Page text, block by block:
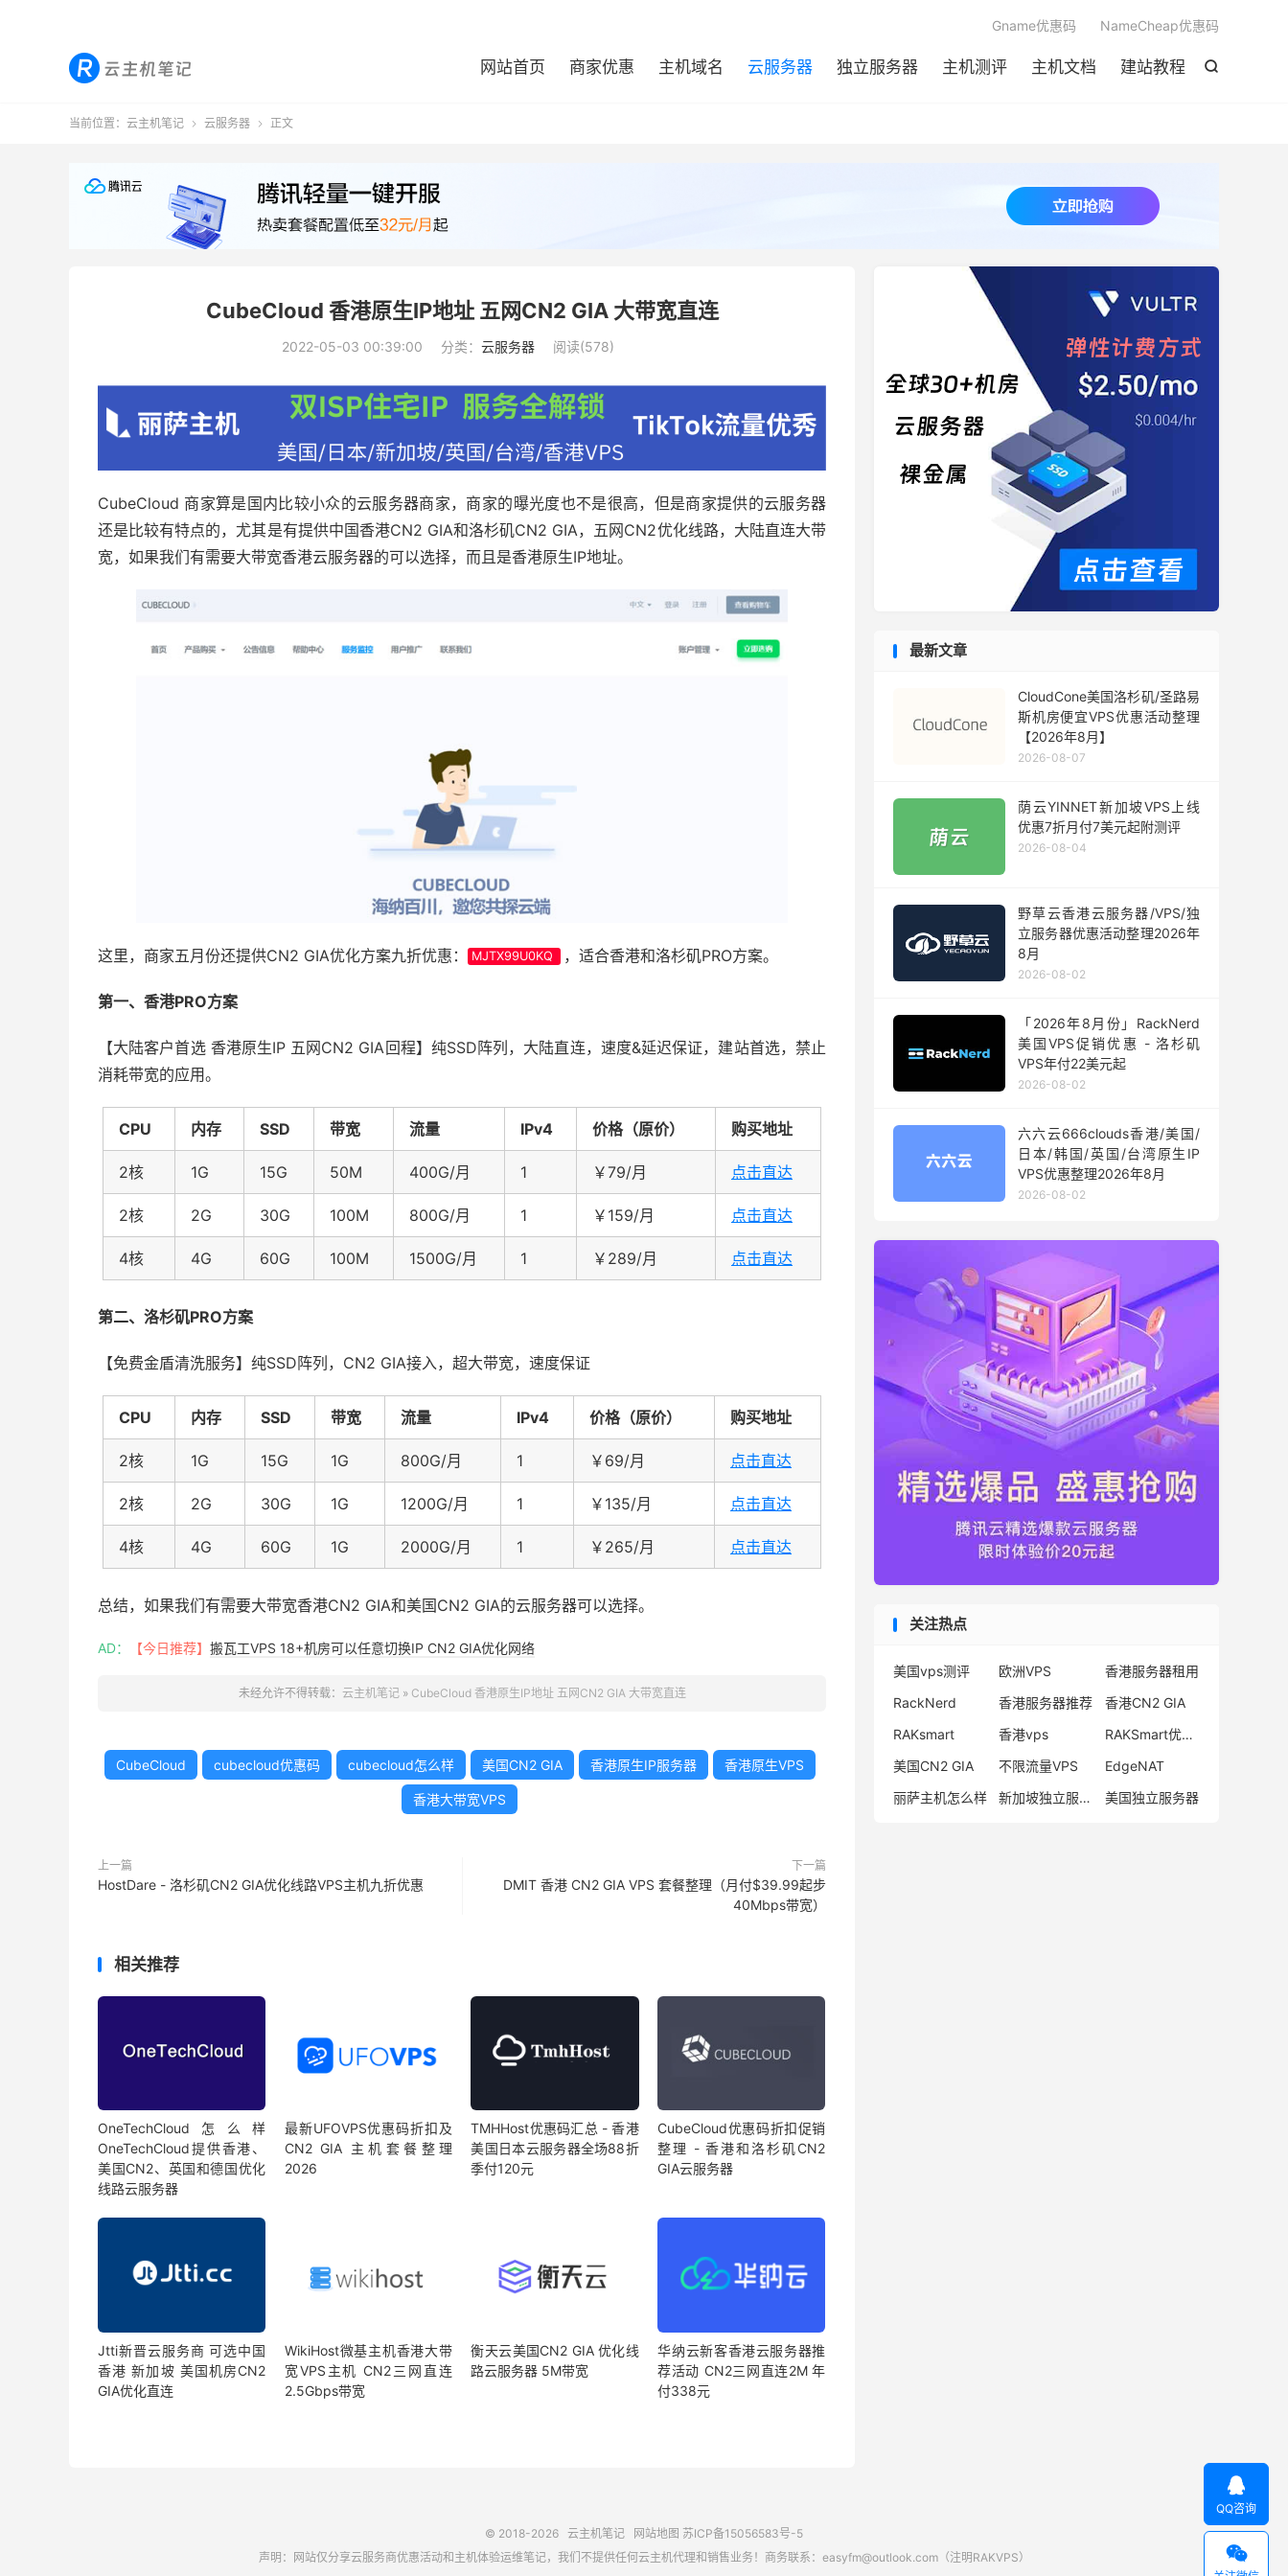

网站首页 商家优惠 主机域名 云服务器 独立服务器 主机测评 主机文档 建站教程
Gname优惠码 NameCheap优惠码
当前位置： 云主机笔记  云服务器  正文
CubeCloud 香港原生IP地址 五网CN2 GIA 大带宽直连
2022-05-03 00:39:00 分类： 云服务器 阅读(578)
CubeCloud 商家算是国内比较小众的云服务器商家，商家的曝光度也不是很高，但是商家提供的云服务器
还是比较有特点的，尤其是有提供中国香港CN2 GIA和洛杉矶CN2 GIA，五网CN2优化线路，大陆直连大带
宽，如果我们有需要大带宽香港云服务器的可以选择，而且是香港原生IP地址。
这里，商家五月份还提供CN2 GIA优化方案九折优惠： MJTX99U0KQ ，适合香港和洛杉矶PRO方案。
第一、香港PRO方案
【大陆客户首选 香港原生IP 五网CN2 GIA回程】纯SSD阵列，大陆直连，速度&延迟保证，建站首选，禁止
消耗带宽的应用。
CPU 内存 SSD 带宽 流量 IPv4 价格（原价） 购买地址
2核 1G 15G 50M 400G/月 1 ￥79/月 点击直达
2核 2G 30G 100M 800G/月 1 ￥159/月 点击直达
4核 4G 60G 100M 1500G/月 1 ￥289/月 点击直达
第二、洛杉矶PRO方案
【免费金盾清洗服务】纯SSD阵列，CN2 GIA接入，超大带宽，速度保证
CPU 内存 SSD 带宽 流量 IPv4 价格（原价） 购买地址
2核 1G 15G 1G 800G/月 1 ￥69/月 点击直达
2核 2G 30G 1G 1200G/月 1 ￥135/月 点击直达
4核 4G 60G 1G 2000G/月 1 ￥265/月 点击直达
总结，如果我们有需要大带宽香港CN2 GIA和美国CN2 GIA的云服务器可以选择。
AD： 【今日推荐】 搬瓦工VPS 18+机房可以任意切换IP CN2 GIA优化网络
未经允许不得转载： 云主机笔记» CubeCloud 香港原生IP地址 五网CN2 GIA 大带宽直连
CubeCloud cubecloud优惠码 cubecloud怎么样 美国CN2 GIA 香港原生IP服务器 香港原生VPS
香港大带宽VPS
上一篇
HostDare - 洛杉矶CN2 GIA优化线路VPS主机九折优惠
下一篇
DMIT 香港 CN2 GIA VPS 套餐整理（月付$39.99起步
40Mbps带宽）
相关推荐
OneTechCloud怎么样
OneTechCloud提供香港、
美国CN2、英国和德国优化
线路云服务器
最新UFOVPS优惠码折扣及
CN2 GIA 主机套餐整理
2026
TMHHost优惠码汇总 - 香港
美国日本云服务器全场88折
季付120元
CubeCloud优惠码折扣促销
整理 - 香港和洛杉矶CN2
GIA云服务器
Jtti新晋云服务商 可选中国
香港 新加坡 美国机房CN2
GIA优化直连
WikiHost微基主机香港大带
宽VPS主机 CN2三网直连
2.5Gbps带宽
衡天云美国CN2 GIA 优化线
路云服务器 5M带宽
华纳云新客香港云服务器推
荐活动 CN2三网直连2M 年
付338元
最新文章
CloudCone美国洛杉矶/圣路易
斯机房便宜VPS优惠活动整理
【2026年8月】
2026-08-07
荫云YINNET新加坡VPS上线
优惠7折月付7美元起附测评
2026-08-04
野草云香港云服务器/VPS/独
立服务器优惠活动整理2026年
8月
2026-08-02
「2026年8月份」RackNerd
美国VPS促销优惠 - 洛杉矶
VPS年付22美元起
2026-08-02
六六云666clouds香港/美国/
日本/韩国/英国/台湾原生IP
VPS优惠整理2026年8月
2026-08-02
关注热点
美国vps测评 欧洲VPS
香港服务器租用
RackNerd
香港服务器推荐
香港CN2 GIA
RAKsmart
香港vps
RAKSmart优惠码
美国CN2 GIA
不限流量VPS
EdgeNAT
丽萨主机怎么样
新加坡独立服务器 美国独立服务器
© 2018-2026 云主机笔记 网站地图 苏ICP备15056583号-5
声明：网站仅分享云服务商优惠活动和主机体验运维笔记，我们不提供任何云主机代理和销售业务！商务联系：easyfm@outlook.com（注明RAKVPS）

QQ咨询
